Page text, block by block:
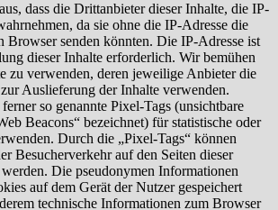
dass die Drittanbieter dieser Inhalte, die IP-
da sie ohne die IP-Adresse die
Browser senden könnten. Die IP-Adresse ist
dieser Inhalte erforderlich. Wir bemühen
zu verwenden, deren jeweilige Anbieter die
Auslieferung der Inhalte verwenden.
so genannte Pixel-Tags (unsichtbare
Beacons“ bezeichnet) für statistische oder
Durch die „Pixel-Tags“ können
Besucherverkehr auf den Seiten dieser
Die pseudonymen Informationen
auf dem Gerät der Nutzer gespeichert
technische Informationen zum Browser